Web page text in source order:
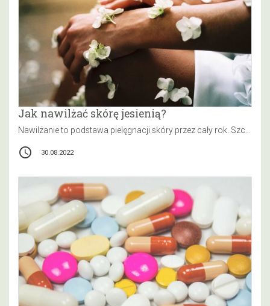
Jak nawilżać skórę jesienią?
Nawilżanie to podstawa pielęgnacji skóry przez cały rok. Szczególnie ważne jest ono jednak jesienią i zimą. W te pory roku…
access_time 30.08.2022